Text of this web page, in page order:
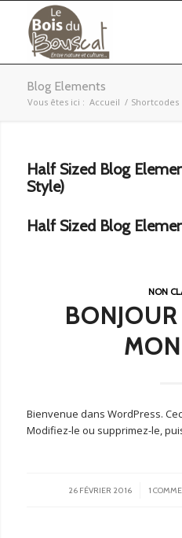
Blog Elements
Vous êtes ici : Accueil / Shortcodes
Half Sized Blog
Style)
Half Sized Blog
NON
Bienvenue dans WordPress.
Modifiez-le ou supprimez-le,
26 FÉVRIER 2016
/ 1 /